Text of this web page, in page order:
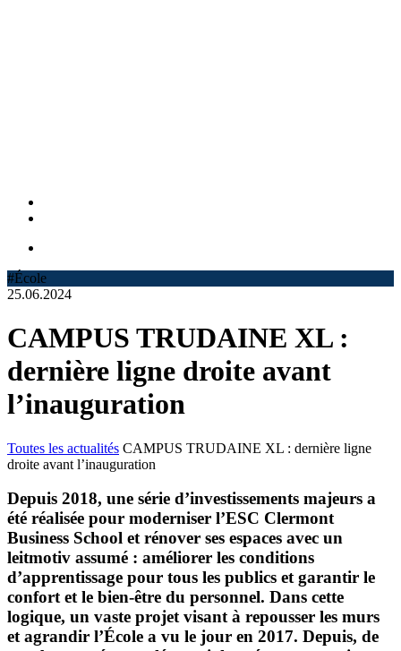
#École
25.06.2024
CAMPUS TRUDAINE XL :
dernière ligne droite avant
l’inauguration
Toutes les actualités CAMPUS TRUDAINE XL : dernière ligne
droite avant l’inauguration
Depuis 2018, une série d’investissements majeurs a
été réalisée pour moderniser l’ESC Clermont
Business School et rénover ses espaces avec un
leitmotiv assumé : améliorer les conditions
d’apprentissage pour tous les publics et garantir le
confort et le bien-être du personnel. Dans cette
logique, un vaste projet visant à repousser les murs
et agrandir l’École a vu le jour en 2017. Depuis, de